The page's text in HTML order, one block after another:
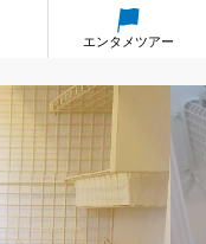
エンタメツアー